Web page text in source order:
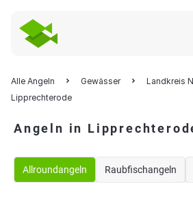
Alle Angeln Gewässer
Landkreis
Lipprechterode
Angeln in
Allroundangeln Raubfischangeln